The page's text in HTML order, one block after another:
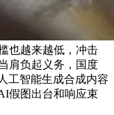
也越来越低，冲击
肩负起义务，国度
工智能生成合成内容
假图出台和响应束